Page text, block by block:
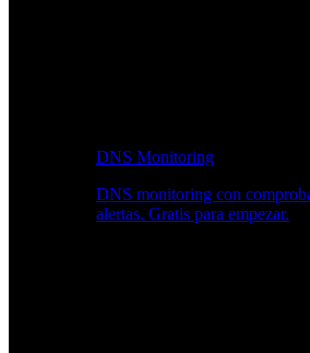
DNS Monitoring
DNS monitoring con
alertas. Gratis para empezar.